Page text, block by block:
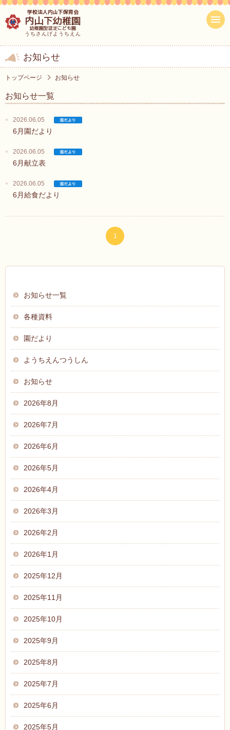
学校法人内山下保育会
内山下幼稚園
幼稚園型認定こども園
うちさんげようちえん
お知らせ
トップページ お知らせ
お知らせ一覧
2026.06.05
6月園だより
2026.06.05
6月献立表
2026.06.05
6月給食だより
1
お知らせ一覧
各種資料
園だより
ようちえんつうしん
お知らせ
2026年8月
2026年7月
2026年6月
2026年5月
2026年4月
2026年3月
2026年2月
2026年1月
2025年12月
2025年11月
2025年10月
2025年9月
2025年8月
2025年7月
2025年6月
2025年5月